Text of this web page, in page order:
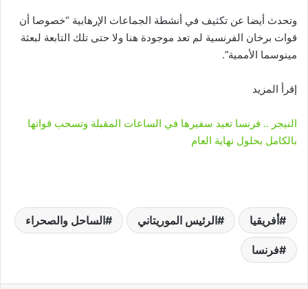
وتحدث أيضا عن تكثيف في أنشطة الجماعات الإرهابية “خصوصا أن
قوات برخان الفرنسية لم تعد موجودة هنا ولا حتى تلك التابعة لبعثة
مينوسما الأممية”.
إقرأ المزيد
النيجر .. فرنسا تعيد سفيرها في الساعات المقبلة وتسحب قواتها
بالكامل بحلول نهاية العام
أفريقيا الرئيس الموريتاني الساحل والصحراء
فرنسا